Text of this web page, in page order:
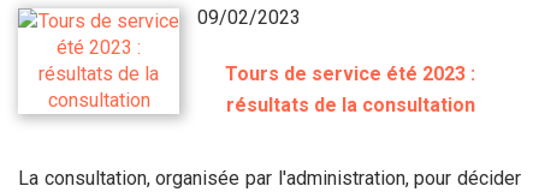
09/02/2023
Tours de service été 2023 :
résultats de la consultation
La consultation, organisée par l'administration, pour décider